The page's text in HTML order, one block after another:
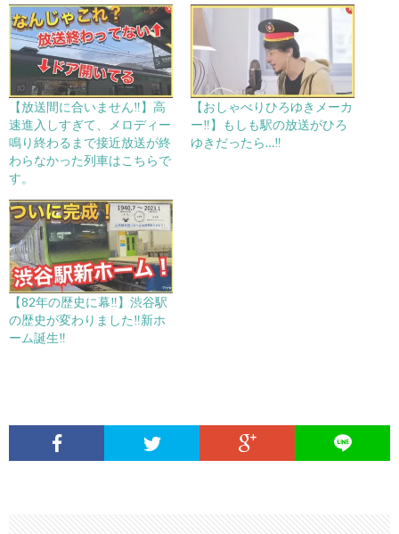
【放送間に合いません‼️】高
速進入しすぎて、メロディー
鳴り終わるまで接近放送が終
わらなかった列車はこちらで
す。
【おしゃべりひろゆきメーカ
ー‼️】もしも駅の放送がひろ
ゆきだったら…‼️
【82年の歴史に幕‼️】渋谷駅
の歴史が変わりました‼️新ホ
ーム誕生‼️